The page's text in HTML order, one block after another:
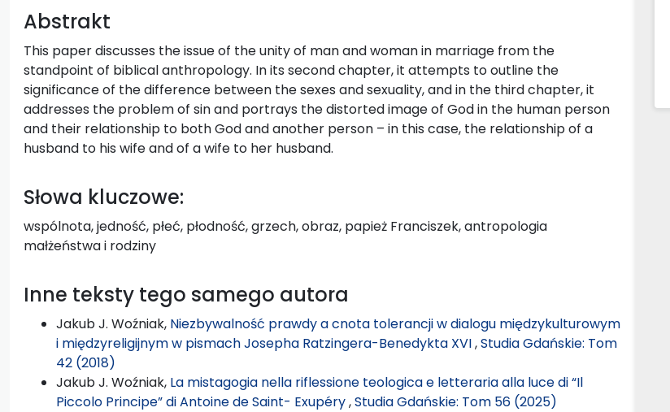
Abstrakt
This paper discusses the issue of the unity of man and woman in marriage from the
standpoint of biblical anthropology. In its second chapter, it attempts to outline the
significance of the difference between the sexes and sexuality, and in the third chapter, it
addresses the problem of sin and portrays the distorted image of God in the human person
and their relationship to both God and another person – in this case, the relationship of a
husband to his wife and of a wife to her husband.
Słowa kluczowe:
wspólnota, jedność, płeć, płodność, grzech, obraz, papież Franciszek, antropologia
małżeństwa i rodziny
Inne teksty tego samego autora
Jakub J. Woźniak, Niezbywalność prawdy a cnota tolerancji w dialogu międzykulturowym
i międzyreligijnym w pismach Josepha Ratzingera-Benedykta XVI,Studia Gdańskie: Tom
42 (2018)
Jakub J. Woźniak, La mistagogia nella riflessione teologica e letteraria alla luce di “Il
Piccolo Principe” di Antoine de Saint- Exupéry,Studia Gdańskie: Tom 56 (2025)